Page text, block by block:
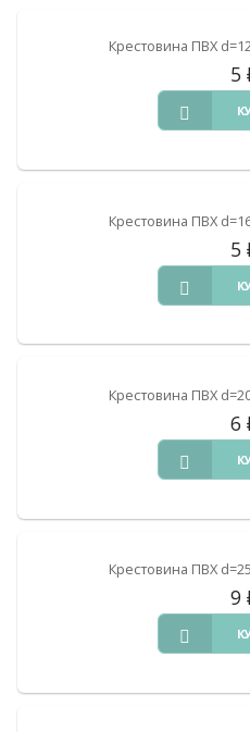
Крестовина ПВХ
5
Крестовина ПВХ
5
Крестовина ПВХ
6
Крестовина ПВХ
9